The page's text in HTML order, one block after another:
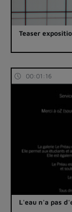
Teaser
00:01:16
L'eau n'a pas